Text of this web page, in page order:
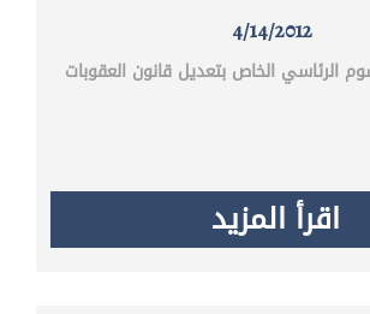
4/14/2012
الرئاسي الخاص بتعديل قانون العقوبات
اقرأ المزيد